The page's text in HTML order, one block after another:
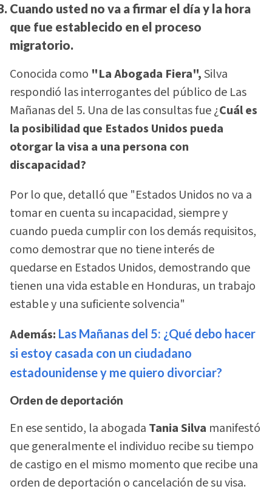
Cuando usted no va a firmar el día y la hora
que fue establecido en el proceso
migratorio.
Conocida como "La Abogada Fiera",Silva
respondió las interrogantes del público de Las
Mañanas del 5. Una de las consultas fue ¿Cuál es
la posibilidad que Estados Unidos pueda
otorgar la visa a una persona con
discapacidad?
Por lo que, detalló que "Estados Unidos no va a
tomar en cuenta su incapacidad, siempre y
cuando pueda cumplir con los demás requisitos,
como demostrar que no tiene interés de
quedarse en Estados Unidos, demostrando que
tienen una vida estable en Honduras, un trabajo
estable y una suficiente solvencia"
Además: Las Mañanas del 5: ¿Qué debo hacer
si estoy casada con un ciudadano
estadounidense y me quiero divorciar?
Orden de deportación
En ese sentido, la abogada Tania Silva manifestó
que generalmente el individuo recibe su tiempo
de castigo en el mismo momento que recibe una
orden de deportación o cancelación de su visa.